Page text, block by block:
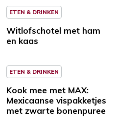
ETEN & DRINKEN
Witlofschotel met ham
en kaas
ETEN & DRINKEN
Kook mee met MAX:
Mexicaanse vispakketjes
met zwarte bonenpuree